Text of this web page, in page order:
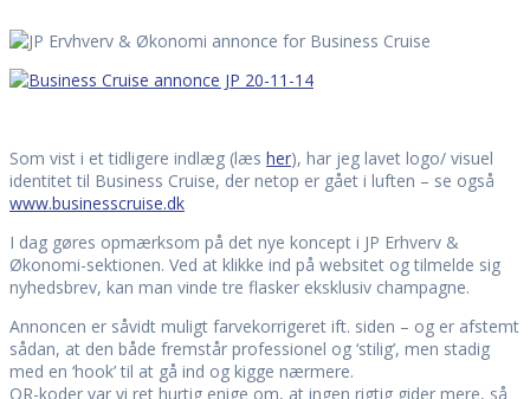
Som vist i et tidligere indlæg (læs her), har jeg lavet logo/ visuel
identitet til Business Cruise, der netop er gået i luften – se også
www.businesscruise.dk
I dag gøres opmærksom på det nye koncept i JP Erhverv &
Økonomi-sektionen. Ved at klikke ind på websitet og tilmelde sig
nyhedsbrev, kan man vinde tre flasker eksklusiv champagne.
Annoncen er såvidt muligt farvekorrigeret ift. siden – og er afstemt
sådan, at den både fremstår professionel og ‘stilig’, men stadig
med en ‘hook’ til at gå ind og kigge nærmere.
QR-koder var vi ret hurtig enige om, at ingen rigtig gider mere, så